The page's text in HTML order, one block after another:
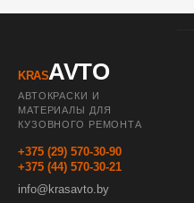
KRASAVTO
АВТОКРАСКИ И
МАТЕРИАЛЫ ДЛЯ
КУЗОВНОГО РЕМОНТА
+375 (29) 570-30-90
+375 (44) 570-30-21
info@krasavto.by